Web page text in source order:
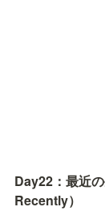
Day22：最近
Recently）